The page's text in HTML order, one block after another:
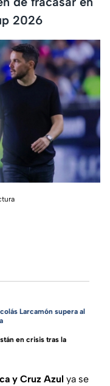
2026
Larcamón supera al
en crisis tras la
y Cruz Azul ya se